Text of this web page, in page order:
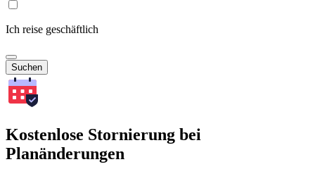
Ich reise geschäftlich
Suchen
Kostenlose Stornierung bei
Planänderungen